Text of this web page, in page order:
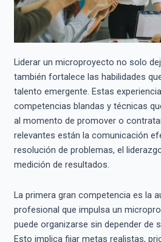
Liderar un microproyecto no solo
también fortalece las habilidades
talento emergente. Estas
competencias blandas y técnicas
al momento de promover o
relevantes están la comunicación
resolución de problemas, el
medición de resultados.
La primera gran competencia es la
profesional que impulsa un
puede organizarse sin depender de
Esto implica fijar metas realistas,